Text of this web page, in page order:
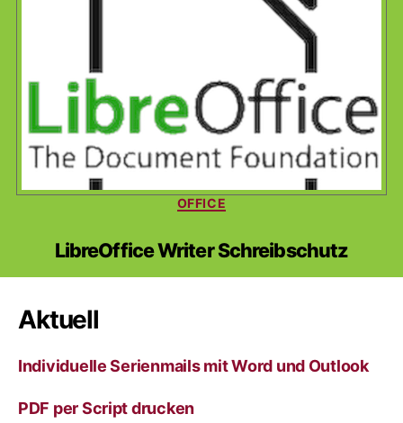
Kategorien
OFFICE
LibreOffice Writer Schreibschutz
Aktuell
Individuelle Serienmails mit Word und Outlook
PDF per Script drucken